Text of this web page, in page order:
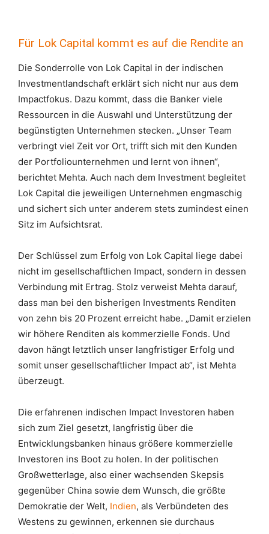
Für Lok Capital kommt es auf die Rendite an
Die Sonderrolle von Lok Capital in der indischen
Investmentlandschaft erklärt sich nicht nur aus dem
Impactfokus. Dazu kommt, dass die Banker viele
Ressourcen in die Auswahl und Unterstützung der
begünstigten Unternehmen stecken. „Unser Team
verbringt viel Zeit vor Ort, trifft sich mit den Kunden
der Portfoliounternehmen und lernt von ihnen“,
berichtet Mehta. Auch nach dem Investment begleitet
Lok Capital die jeweiligen Unternehmen engmaschig
und sichert sich unter anderem stets zumindest einen
Sitz im Aufsichtsrat.
Der Schlüssel zum Erfolg von Lok Capital liege dabei
nicht im gesellschaftlichen Impact, sondern in dessen
Verbindung mit Ertrag. Stolz verweist Mehta darauf,
dass man bei den bisherigen Investments Renditen
von zehn bis 20 Prozent erreicht habe. „Damit erzielen
wir höhere Renditen als kommerzielle Fonds. Und
davon hängt letztlich unser langfristiger Erfolg und
somit unser gesellschaftlicher Impact ab“, ist Mehta
überzeugt.
Die erfahrenen indischen Impact Investoren haben
sich zum Ziel gesetzt, langfristig über die
Entwicklungsbanken hinaus größere kommerzielle
Investoren ins Boot zu holen. In der politischen
Großwetterlage, also einer wachsenden Skepsis
gegenüber China sowie dem Wunsch, die größte
Demokratie der Welt, Indien, als Verbündeten des
Westens zu gewinnen, erkennen sie durchaus